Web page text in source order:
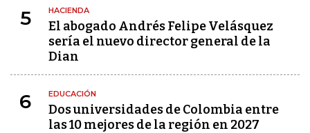
5 HACIENDA
El abogado Andrés Felipe Velásquez
sería el nuevo director general de la
Dian
6 EDUCACIÓN
Dos universidades de Colombia entre
las 10 mejores de la región en 2027